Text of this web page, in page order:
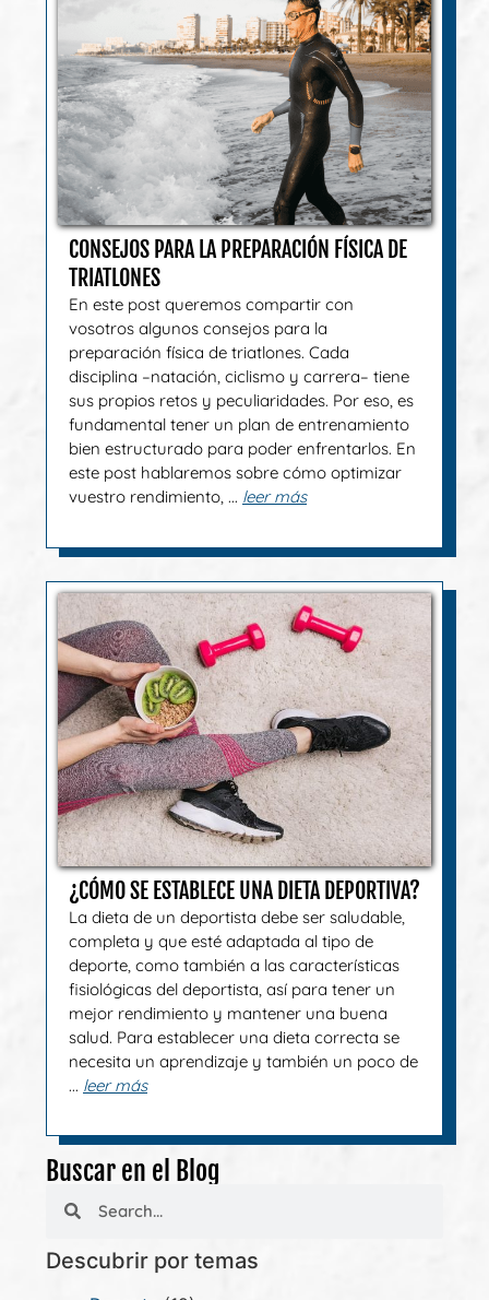
CONSEJOS PARA LA PREPARACIÓN FÍSICA DE
TRIATLONES
En este post queremos compartir con
vosotros algunos consejos para la
preparación física de triatlones. Cada
disciplina –natación, ciclismo y carrera– tiene
sus propios retos y peculiaridades. Por eso, es
fundamental tener un plan de entrenamiento
bien estructurado para poder enfrentarlos. En
este post hablaremos sobre cómo optimizar
vuestro rendimiento, ... leer más
¿CÓMO SE ESTABLECE UNA DIETA DEPORTIVA?
La dieta de un deportista debe ser saludable,
completa y que esté adaptada al tipo de
deporte, como también a las características
fisiológicas del deportista, así para tener un
mejor rendimiento y mantener una buena
salud. Para establecer una dieta correcta se
necesita un aprendizaje y también un poco de
... leer más
Buscar en el Blog
Descubrir por temas